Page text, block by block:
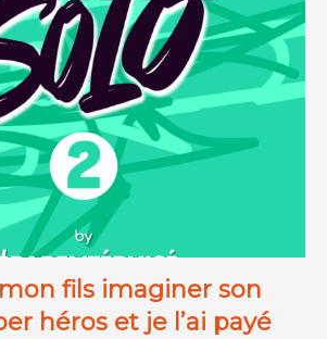
mon fils imaginer son
héros et je l’ai payé